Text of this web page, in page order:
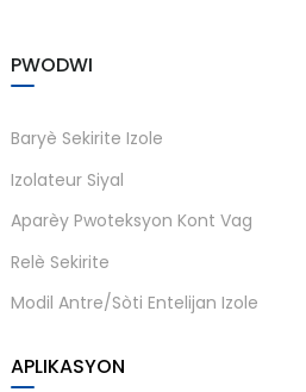
PWODWI
Baryè Sekirite Izole
Izolateur Siyal
Aparèy Pwoteksyon Kont Vag
Relè Sekirite
Modil Antre/Sòti Entelijan Izole
APLIKASYON